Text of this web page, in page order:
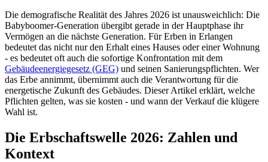
Die demografische Realität des Jahres 2026 ist unausweichlich: Die
Babyboomer-Generation übergibt gerade in der Hauptphase ihr
Vermögen an die nächste Generation. Für Erben in Erlangen
bedeutet das nicht nur den Erhalt eines Hauses oder einer Wohnung
- es bedeutet oft auch die sofortige Konfrontation mit dem
Gebäudeenergiegesetz (GEG) und seinen Sanierungspflichten. Wer
das Erbe annimmt, übernimmt auch die Verantwortung für die
energetische Zukunft des Gebäudes. Dieser Artikel erklärt, welche
Pflichten gelten, was sie kosten - und wann der Verkauf die klügere
Wahl ist.
Die Erbschaftswelle 2026: Zahlen und
Kontext